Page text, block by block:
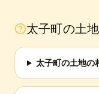
太子町の土
太子町の土地の